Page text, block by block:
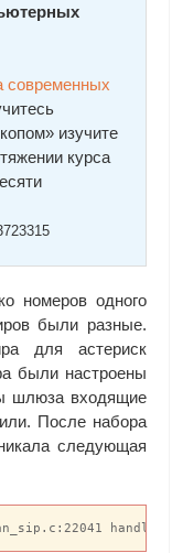
современных
изучите
курса
номеров одного
были разные.
для астериск
были настроены
шлюза входящие
После набора
следующая